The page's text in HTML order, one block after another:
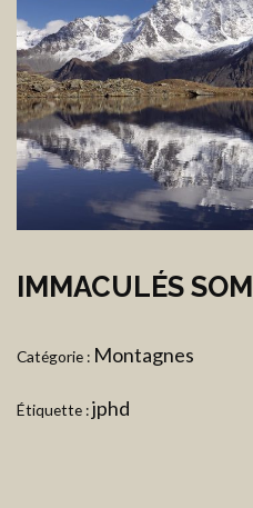
IMMACULÉS
Catégorie : Montagnes
Étiquette :jphd